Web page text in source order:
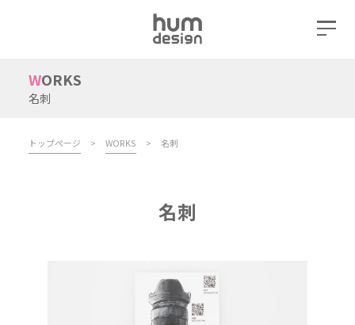
WORKS
名刺
トップページ > WORKS > 名刺
名刺